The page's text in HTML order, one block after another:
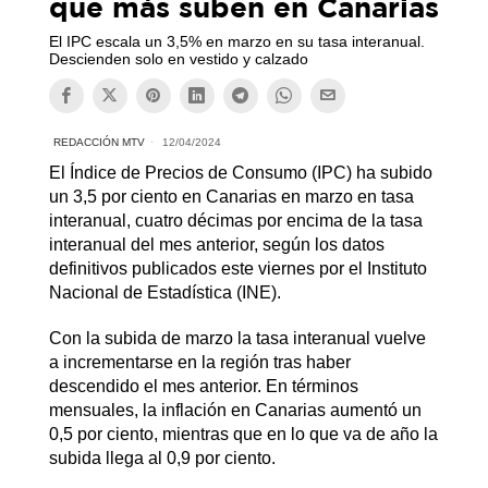
El IPC escala un 3,5% en marzo en su tasa interanual.
Descienden solo en vestido y calzado
REDACCIÓN MTV 12/04/2024
El Índice de Precios de Consumo (IPC) ha subido
un 3,5 por ciento en Canarias en marzo en tasa
interanual, cuatro décimas por encima de la tasa
interanual del mes anterior, según los datos
definitivos publicados este viernes por el Instituto
Nacional de Estadística (INE).
Con la subida de marzo la tasa interanual vuelve
a incrementarse en la región tras haber
descendido el mes anterior. En términos
mensuales, la inflación en Canarias aumentó un
0,5 por ciento, mientras que en lo que va de año la
subida llega al 0,9 por ciento.